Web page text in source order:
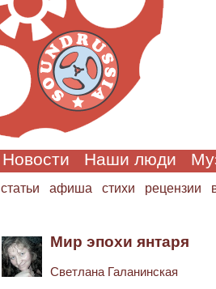
Новости Наши люди
статьи афиша стихи рецензии
Мир эпохи янтаря
Светлана Галанинская